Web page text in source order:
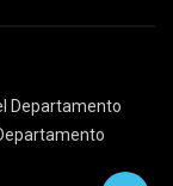
Departamento